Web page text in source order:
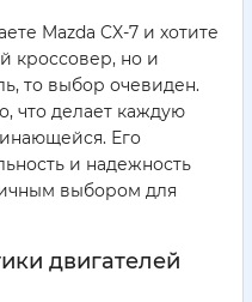
Mazda CX-7 и хотите
кроссовер, но и
то выбор очевиден.
что делает каждую
Его
и надежность
выбором для
двигателей